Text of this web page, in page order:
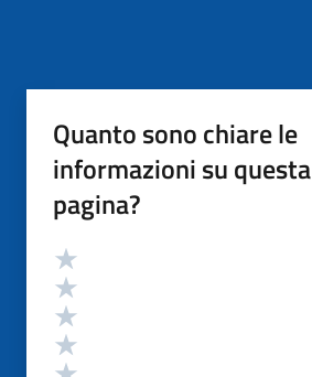
Quanto sono chiare le
informazioni su questa
pagina?
Valutazione